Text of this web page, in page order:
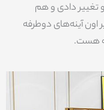
تغییر دادی و هم
اون آینه‌های دوطرفه
هست.